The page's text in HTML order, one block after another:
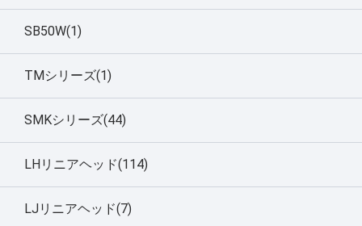
SB50W(1)
TMシリーズ(1)
SMKシリーズ(44)
LHリニアヘッド(114)
LJリニアヘッド(7)